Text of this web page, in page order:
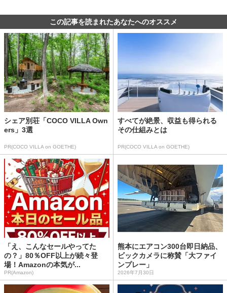
この記事を読まれたあなたへのオススメ
シェア別荘「COCO VILLA Own
ers」3選
PR(COCO VILLA on GOETHE)
すべてが絶景、収益も得られる
その仕組みとは
PR(COCO VILLA on GOETHE)
「え、こんなセールやってた
の？」80％OFF以上が続々登
場！Amazonの本気が...
PR(Amazon)
熊本にエアコン300台即日納品、
ビックカメラに称賛「大ファイ
ンプレー」
2026年7月30日